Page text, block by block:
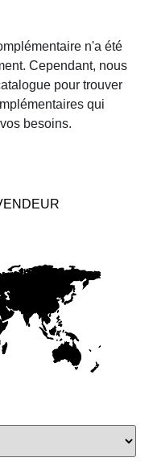
n'a été
Cependant, nous
pour trouver
qui
besoins.